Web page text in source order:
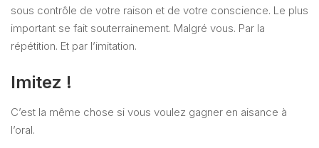
sous contrôle de votre raison et de votre conscience. Le plus
important se fait souterrainement. Malgré vous. Par la
répétition. Et par l’imitation.
Imitez !
C’est la même chose si vous voulez gagner en aisance à
l’oral.